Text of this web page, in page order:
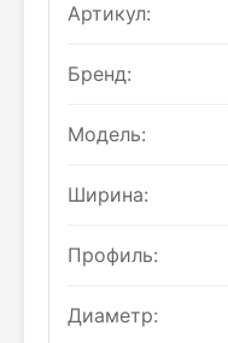
Артикул:
Бренд:
Модель:
Ширина:
Профиль:
Диаметр: